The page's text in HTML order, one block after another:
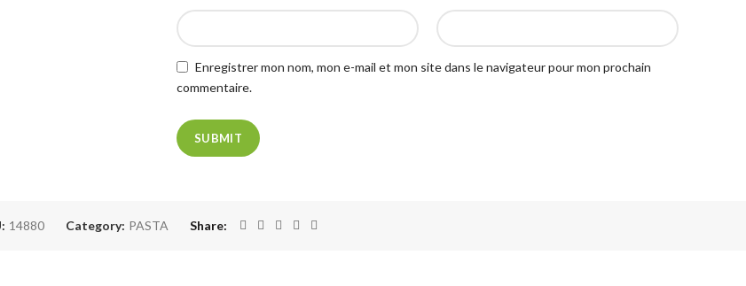
Enregistrer mon nom, mon e-mail et mon site dans le navigateur pour mon prochain
commentaire.
14880 Category: PASTA Share